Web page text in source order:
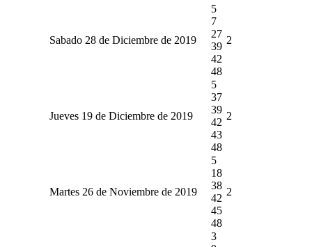
Sabado 28 de Diciembre de 2019
5
7
27
39
42
48
2
Jueves 19 de Diciembre de 2019
5
37
39
42
43
48
2
Martes 26 de Noviembre de 2019
5
18
38
42
45
48
2
3